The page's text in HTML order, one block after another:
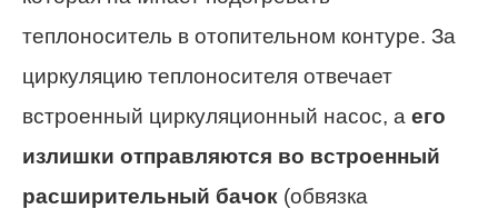
теплоноситель в отопительном контуре. За
циркуляцию теплоносителя отвечает
встроенный циркуляционный насос, а его
излишки отправляются во встроенный
расширительный бачок (обвязка